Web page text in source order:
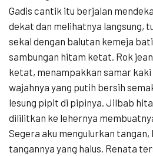
Gadis cantik itu berjalan
dekat dan melihatnya langsung,
sekal dengan balutan kemeja
sambungan hitam ketat. Rok
ketat, menampakkan samar kaki
wajahnya yang putih bersih
lesung pipit di pipinya. Jilbab
dililitkan ke lehernya
Segera aku mengulurkan
tangannya yang halus. Renata